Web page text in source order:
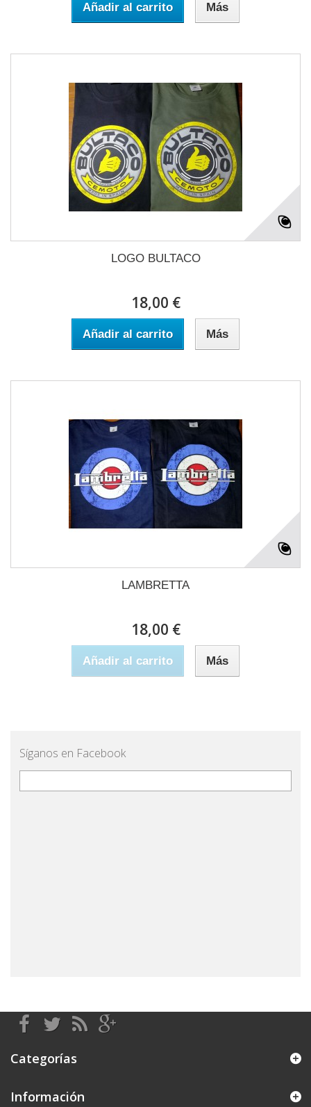
Añadir al carrito Más
LOGO BULTACO
18,00 €
Añadir al carrito Más
LAMBRETTA
18,00 €
Añadir al carrito Más
Síganos en Facebook
Categorías
Información